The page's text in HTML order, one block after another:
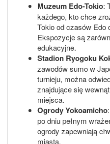
Muzeum Edo-Tokio:
każdego, kto chce
Tokio od czasów Edo
Ekspozycje są
edukacyjne.
Stadion Ryogoku
zawodów sumo w
turnieju, można
znajdujące się
miejsca.
Ogrody Yokoamicho
po dniu pełnym
ogrody zapewniają
miasta.